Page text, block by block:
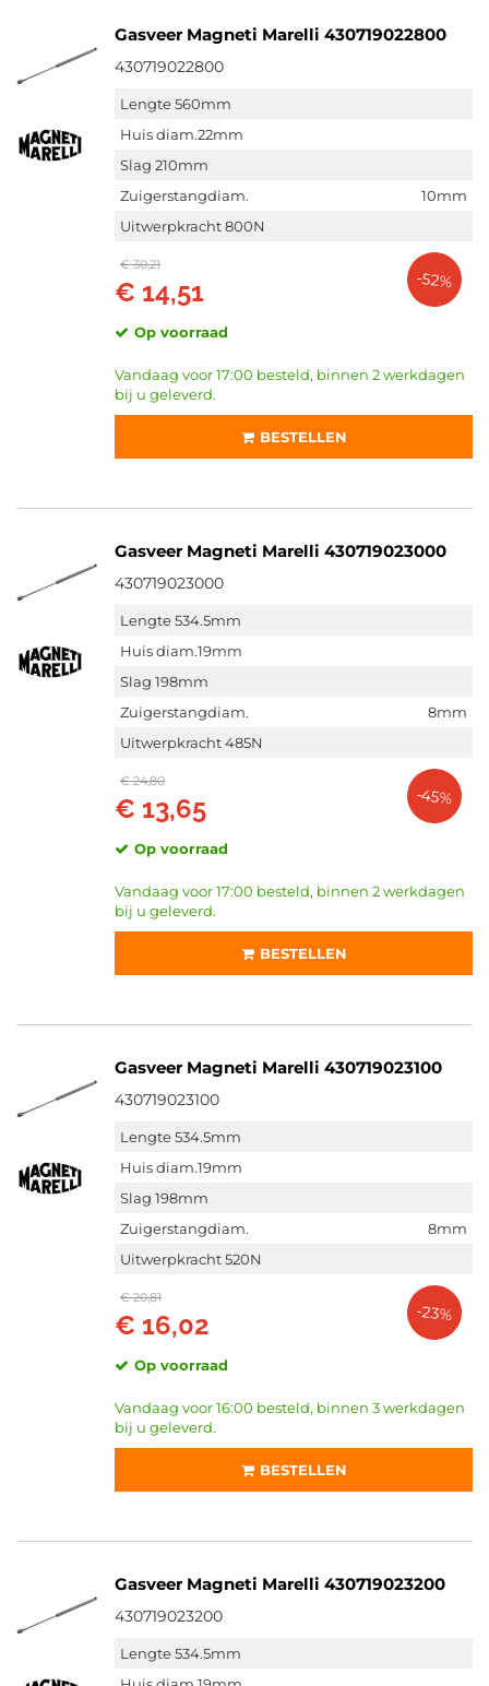
Gasveer Magneti Marelli 430719022800
430719022800
Lengte 560mm
Huis diam.22mm
Slag 210mm
Zuigerstangdiam.
10mm
Uitwerpkracht 800N
€ 30,21
€ 14,51 -52%
Op voorraad
Vandaag voor 17:00 besteld, binnen 2 werkdagen
bij u geleverd.
BESTELLEN
Gasveer Magneti Marelli 430719023000
430719023000
Lengte 534.5mm
Huis diam.19mm
Slag 198mm
Zuigerstangdiam.
8mm
Uitwerpkracht 485N
€ 24,80
€ 13,65 -45%
Op voorraad
Vandaag voor 17:00 besteld, binnen 2 werkdagen
bij u geleverd.
BESTELLEN
Gasveer Magneti Marelli 430719023100
430719023100
Lengte 534.5mm
Huis diam.19mm
Slag 198mm
Zuigerstangdiam.
8mm
Uitwerpkracht 520N
€ 20,81
€ 16,02 -23%
Op voorraad
Vandaag voor 16:00 besteld, binnen 3 werkdagen
bij u geleverd.
BESTELLEN
Gasveer Magneti Marelli 430719023200
430719023200
Lengte 534.5mm